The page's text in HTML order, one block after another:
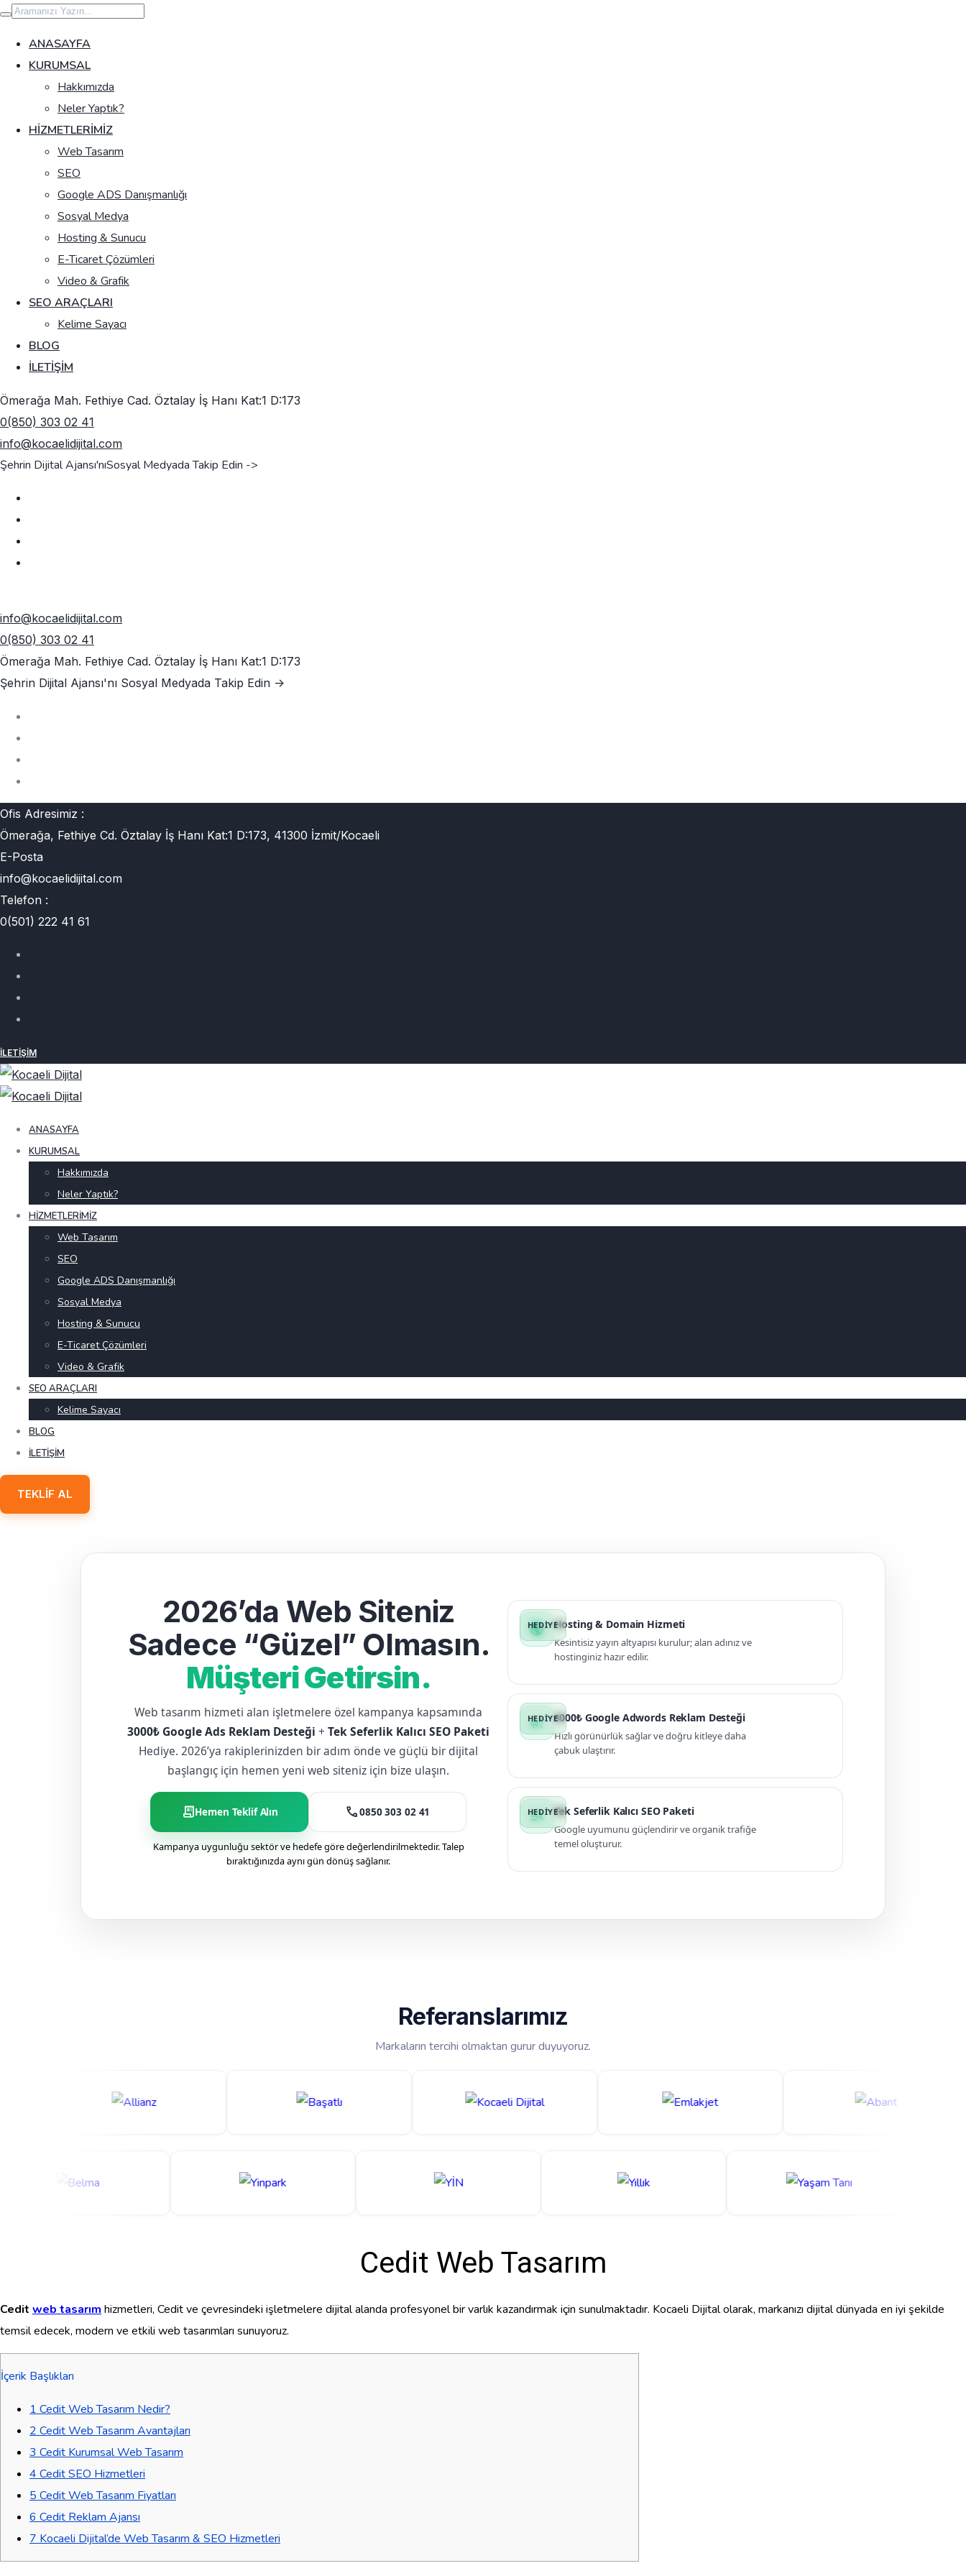
İçeriğe
geç
ANASAYFA
KURUMSAL
Hakkımızda
Neler Yaptık?
HIZMETLERIMIZ
Web Tasarım
SEO
Google ADS Danışmanlığı
Sosyal Medya
Hosting & Sunucu
E-Ticaret Çözümleri
Video & Grafik
SEO ARAÇLARI
Kelime Sayacı
BLOG
İLETIŞIM
Ömerağa Mah. Fethiye Cad. Öztalay İş Hanı Kat:1 D:173
0(850) 303 02 41
info@kocaelidijital.com
Şehrin Dijital Ajansı'nıSosyal Medyada Takip Edin ->
info@kocaelidijital.com
0(850) 303 02 41
Ömerağa Mah. Fethiye Cad. Öztalay İş Hanı Kat:1 D:173
Şehrin Dijital Ajansı'nı Sosyal Medyada Takip Edin ->
Ofis Adresimiz :
Ömerağa, Fethiye Cd. Öztalay İş Hanı Kat:1 D:173, 41300 İzmit/Kocaeli
E-Posta
info@kocaelidijital.com
Telefon :
0(501) 222 41 61
İLETIŞIM
ANASAYFA
KURUMSAL
Hakkımızda
Neler Yaptık?
HIZMETLERIMIZ
Web Tasarım
SEO
Google ADS Danışmanlığı
Sosyal Medya
Hosting & Sunucu
E-Ticaret Çözümleri
Video & Grafik
SEO ARAÇLARI
Kelime Sayacı
BLOG
İLETIŞIM
TEKLIF AL
2026’da Web Siteniz
Sadece “Güzel” Olmasın.
Müşteri Getirsin.
Web tasarım hizmeti alan işletmelere özel kampanya kapsamında
3000₺ Google Ads Reklam Desteği +Tek Seferlik Kalıcı SEO Paketi
Hediye. 2026’ya rakiplerinizden bir adım önde ve güçlü bir dijital
başlangıç için hemen yeni web siteniz için bize ulaşın.
receipt_longHemen Teklif Alın call0850 303 02 41
Kampanya uygunluğu sektör ve hedefe göre değerlendirilmektedir. Talep
bıraktığınızda aynı gün dönüş sağlanır.
public Hosting & Domain Hizmeti
Kesintisiz yayın altyapısı kurulur; alan adınız ve
hostinginiz hazır edilir.
campaign 3000₺ Google Adwords Reklam Desteği
Hızlı görünürlük sağlar ve doğru kitleye daha
çabuk ulaştırır.
manage_search Tek Seferlik Kalıcı SEO Paketi
Google uyumunu güçlendirir ve organik trafiğe
temel oluşturur.
Referanslarımız
Markaların tercihi olmaktan gurur duyuyoruz.
Cedit Web Tasarım
Cedit web tasarım hizmetleri, Cedit ve çevresindeki işletmelere dijital alanda profesyonel bir varlık kazandırmak için sunulmaktadır. Kocaeli Dijital olarak, markanızı dijital dünyada en iyi şekilde
temsil edecek, modern ve etkili web tasarımları sunuyoruz.
İçerik Başlıkları
1 Cedit Web Tasarım Nedir?
2 Cedit Web Tasarım Avantajları
3 Cedit Kurumsal Web Tasarım
4 Cedit SEO Hizmetleri
5 Cedit Web Tasarım Fiyatları
6 Cedit Reklam Ajansı
7 Kocaeli Dijital’de Web Tasarım & SEO Hizmetleri